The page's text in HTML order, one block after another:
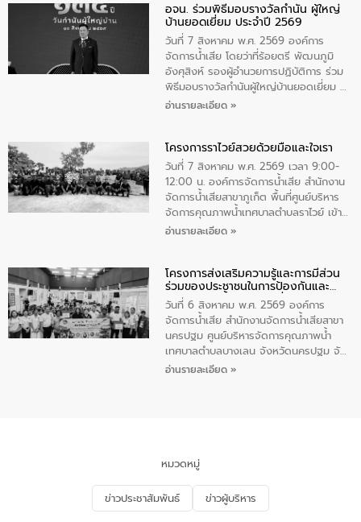
ทิพย์คำ รองผู้ว่าราชการจังหวัดมุกดาหาร
เป็นประธานในพิธี ณ เรือนจําชั่วคราวนาโสก
ตําบลนาโสก อําเภอเมืองมุกดาหาร จังหวัด
มุกดาหาร โดยในกิจกรรมได้ร่วมปลูกป่า และ
ทําความสะอาดภายในบริเวณ จัดกิจกรรม
เพื่อถวายเป็นพระราชกุศล สมเด็จพระนาง
เจ้าสิริกิติ์พระบรมราชินีนาถ พระบรมราช
อจน. ร่วมพิธีมอบรางวัลกำนัน ผู้ใหญ่
บ้านยอดเยี่ยม ประจำปี 2569
วันที่ 7 สิงหาคม พ.ศ. 2569 องค์การ
จัดการน้ำเสีย โดยว่าที่ร้อยตรี พัฒนภูมิ
อังศุสิงห์ รองผู้อำนวยการปฏิบัติการ ร่วม
พิธีมอบรางวัลกำนันผู้ใหญ่บ้านยอดเยี่ยม ณ
ทำเนียบรัฐบาล โดยมีนายอนุทิน ชาญวีรกูล
ทองคำและประกาศเกียรติคุณให้แก่ กำนัน
ผู้ใหญ่บ้านยอดเยี่ยม พร้อมกล่าวชื่นชม ให้
โอวาท และมอบนโยบาย
อ่านรายละเอียด »
โครงการราไวย์สวยด้วยมือและใจเรา
วันที่ 7 สิงหาคม พ.ศ. 2569 เวลา 9:00-
12:00 น. องค์การจัดการน้ำเสีย สำนักงาน
จัดการน้ำเสียสาขาภูเก็ต พื้นที่ศูนย์บริหาร
จัดการคุณภาพน้ำเทศบาลตำบลราไวย์ เข้า
ร่วมโครงการราไวย์สวยด้วยมือและใจเรา
ประชาชน ตัวแทนจากโรงแรมต่างๆ ในเขต
เทศบาลตำบลราไวย์ ศูนย์บริหารจัดการ
คุณภาพน้ำเทศบาลตำบลราไวย์ นำโดยนาย
น้อย แก้วเศษ ผู้จัดการสำนักงานจัดการน้ำ
เสียสาขาภูเก็ต พร้อมด้วยเจ้าหน้าที่ จำนวน
5 คน ร่วมทำกิจกรรม ทำความสะอาด
ชายหาดและแหล่งท่องเที่ยว ณ บริเวณ
อ่านรายละเอียด »
โครงการส่งเสริมความรู้และการมีส่วน
ร่วมของประชาชนในการป้องกันและ
แก้ไขปัญหาน้ำเสียอย่างยั่งยืน
วันที่ 6 สิงหาคม พ.ศ. 2569 องค์การ
จัดการน้ำเสีย สำนักงานจัดการน้ำเสียสาขา
นครปฐม ศูนย์บริหารจัดการคุณภาพน้ำ
เทศบาลตำบลบางเลน จังหวัดนครปฐม จัด
กิจกรรมภายใต้โครงการส่งเสริมความรู้และ
จัดการน้ำเสียและสร้างจิตสำนึกในการ
อนุรักษ์สิ่งแวดล้อม ในหัวข้อ “น้ำเสียชุมชน
และการบำบัดน้ำเสียเบื้องต้น” โดยให้ความรู้
เกี่ยวกับสาเหตุและผลกระทบของน้ำเสีย
อ่านรายละเอียด »
หมวดหมู่
ข่าวประชาสัมพันธ์ ข่าวผู้บริหาร